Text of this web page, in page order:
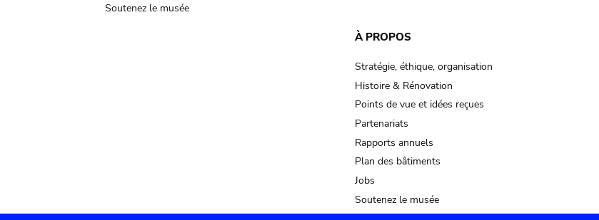
Soutenez le musée
À PROPOS
Stratégie, éthique, organisation
Histoire & Rénovation
Points de vue et idées reçues
Partenariats
Rapports annuels
Plan des bâtiments
Jobs
Soutenez le musée